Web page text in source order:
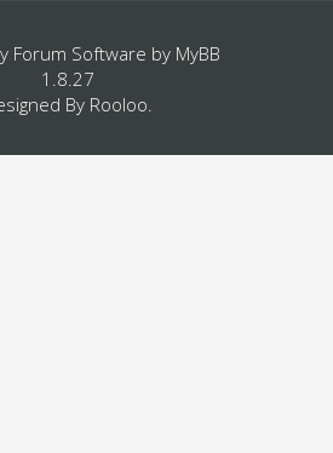
Forum Software by MyBB
1.8.27
By Rooloo.